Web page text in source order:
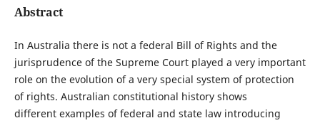
Abstract
In Australia there is not a federal Bill of Rights and the
jurisprudence of the Supreme Court played a very important
role on the evolution of a very special system of protection
of rights. Australian constitutional history shows
different examples of federal and state law introducing